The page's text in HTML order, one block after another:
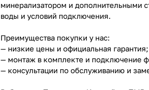
минерализатором и дополнительными
воды и условий подключения.
Преимущества покупки у нас:
— низкие цены и официальная гарантия;
— монтаж в комплекте и подключение
— консультации по обслуживанию и